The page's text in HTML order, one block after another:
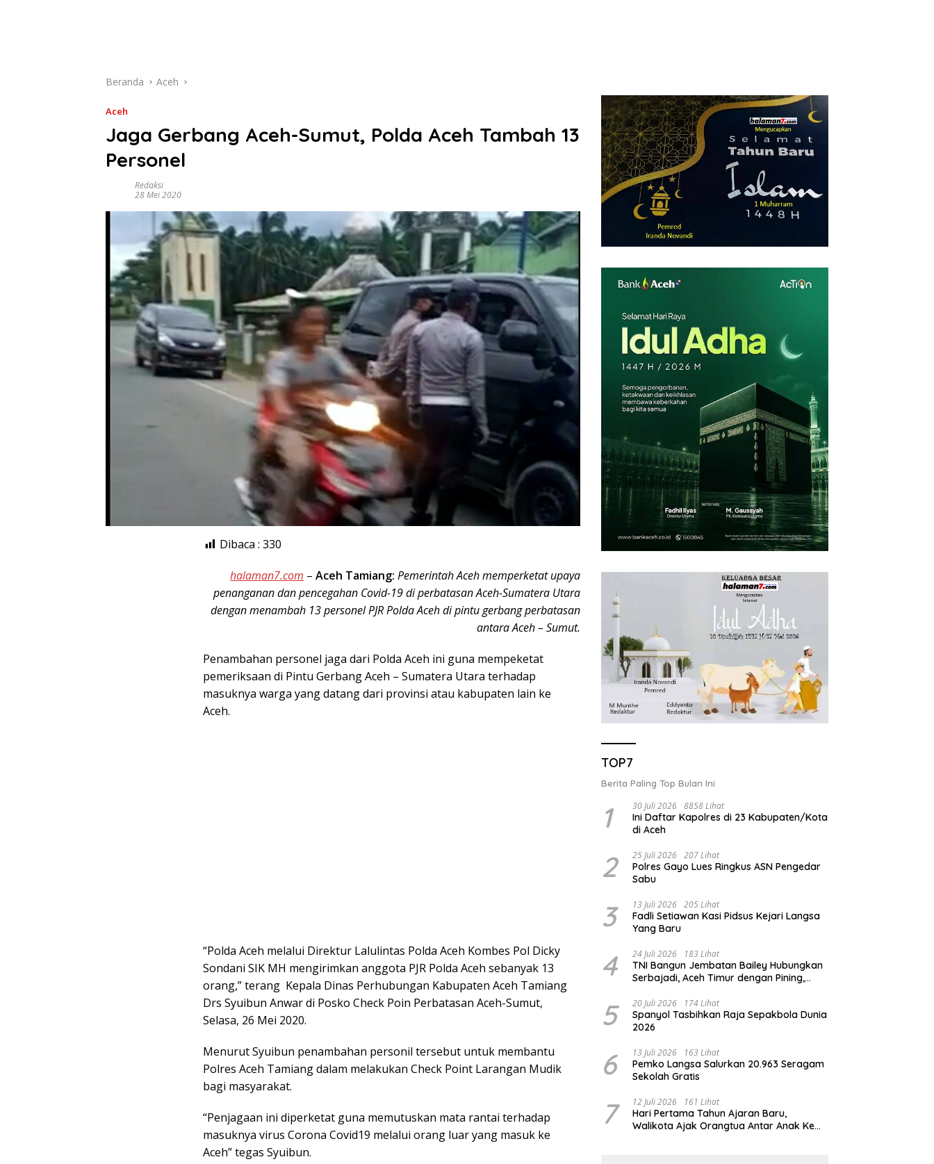
Beranda Aceh
Aceh
Jaga Gerbang Aceh-Sumut, Polda Aceh Tambah 13
Personel
Redaksi
28 Mei 2020
Dibaca : 330
halaman7.com –Aceh Tamiang: Pemerintah Aceh memperketat upaya
penanganan dan pencegahan Covid-19 di perbatasan Aceh-Sumatera Utara
dengan menambah 13 personel PJR Polda Aceh di pintu gerbang perbatasan
antara Aceh – Sumut.
Penambahan personel jaga dari Polda Aceh ini guna mempeketat
pemeriksaan di Pintu Gerbang Aceh – Sumatera Utara terhadap
masuknya warga yang datang dari provinsi atau kabupaten lain ke
Aceh.
“Polda Aceh melalui Direktur Lalulintas Polda Aceh Kombes Pol Dicky
Sondani SIK MH mengirimkan anggota PJR Polda Aceh sebanyak 13
orang,” terang Kepala Dinas Perhubungan Kabupaten Aceh Tamiang
Drs Syuibun Anwar di Posko Check Poin Perbatasan Aceh-Sumut,
Selasa, 26 Mei 2020.
Menurut Syuibun penambahan personil tersebut untuk membantu
Polres Aceh Tamiang dalam melakukan Check Point Larangan Mudik
bagi masyarakat.
“Penjagaan ini diperketat guna memutuskan mata rantai terhadap
masuknya virus Corona Covid19 melalui orang luar yang masuk ke
Aceh” tegas Syuibun.
TOP7
Berita Paling Top Bulan Ini
1 30 Juli 2026 8858 Lihat
Ini Daftar Kapolres di 23 Kabupaten/Kota
di Aceh
2 25 Juli 2026 207 Lihat
Polres Gayo Lues Ringkus ASN Pengedar
Sabu
3 13 Juli 2026 205 Lihat
Fadli Setiawan Kasi Pidsus Kejari Langsa
Yang Baru
4 24 Juli 2026 183 Lihat
TNI Bangun Jembatan Bailey Hubungkan
Serbajadi, Aceh Timur dengan Pining,
5 20 Juli 2026 174 Lihat
Spanyol Tasbihkan Raja Sepakbola Dunia
2026
6 13 Juli 2026 163 Lihat
Pemko Langsa Salurkan 20.963 Seragam
Sekolah Gratis
7 12 Juli 2026 161 Lihat
Hari Pertama Tahun Ajaran Baru,
Walikota Ajak Orangtua Antar Anak Ke